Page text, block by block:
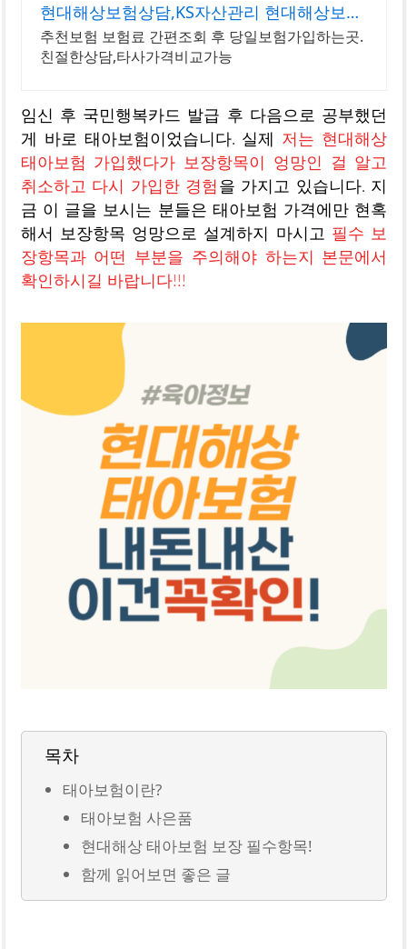
현대해상보험상담,KS자산관리 현대해상보험
당일가입센터
추천보험 보험료 간편조회 후 당일보험가입하는곳.
친절한상담,타사가격비교가능
임신 후 국민행복카드 발급 후 다음으로 공부했던
게 바로 태아보험이었습니다. 실제 저는 현대해상
태아보험 가입했다가 보장항목이 엉망인 걸 알고
취소하고 다시 가입한 경험 을 가지고 있습니다. 지
금 이 글을 보시는 분들은 태아보험 가격에만 현혹
해서 보장항목 엉망으로 설계하지 마시고 필수 보
장항목과 어떤 부분을 주의해야 하는지 본문에서
확인하시길 바랍니다!!!
목차
태아보험이란?
태아보험 사은품
현대해상 태아보험 보장 필수항목!
함께 읽어보면 좋은 글